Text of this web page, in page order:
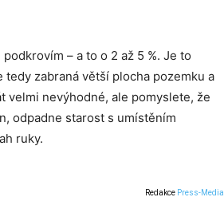
– a to o 2 až 5 %. Je to
zabraná větší plocha pozemku a
velmi nevýhodné, ale pomyslete, že
odpadne starost s umístěním
ruky.
Redakce Press-Media